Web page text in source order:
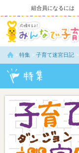
組合員になるには
> 特集 > 子育て迷宮日記 >